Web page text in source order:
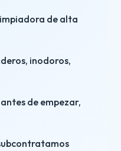
de alta
inodoros,
de empezar,